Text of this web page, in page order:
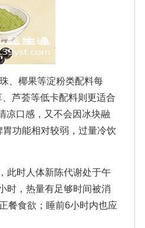
、椰果等淀粉类配料每
芦荟等低卡配料则更适合
凉口感，又不会因冰块融
功能相对较弱，过量冷饮
时人体新陈代谢处于午
时，热量有足够时间被消
餐食欲；睡前6小时内也应